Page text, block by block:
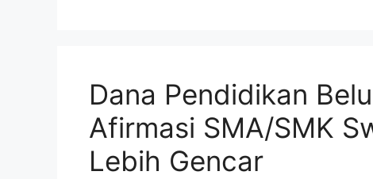
Dana Pendidikan
Afirmasi SMA/SMK
Lebih Gencar